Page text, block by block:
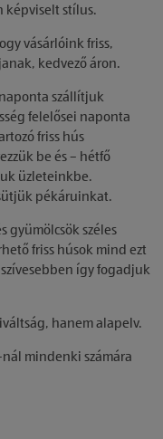
képviselt stílus.
vásárlóink friss,
kedvező áron.
szállítjuk
felelősei naponta
friss hús
be és – hétfő
üzleteinkbe.
pékáruinkat.
gyümölcsök széles
friss húsok mind ezt
így fogadjuk
hanem alapelv.
nál mindenki számára